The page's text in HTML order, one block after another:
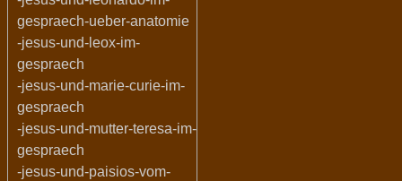
gespraech-ueber-anatomie
-jesus-und-leox-im-
gespraech
-jesus-und-marie-curie-im-
gespraech
-jesus-und-mutter-teresa-im-
gespraech
-jesus-und-paisios-vom-